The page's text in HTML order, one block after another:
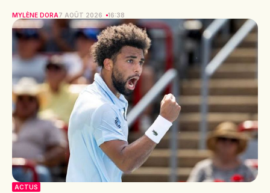
MYLÈNE DORA7 AOÛT 2026 16:38
ACTUS